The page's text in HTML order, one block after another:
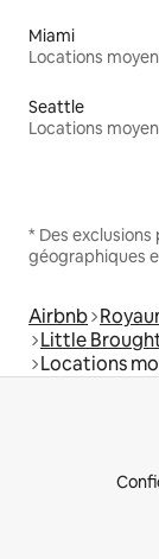
Miami
Seattle
* Des
géographiques
Airbnb
Little
Locations